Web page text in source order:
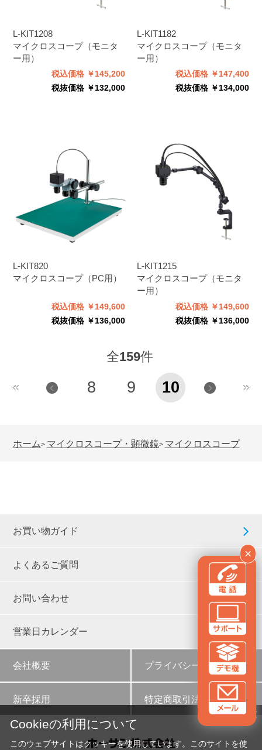
×
L-KIT1208
マイクロスコープ（モニタ
ー用）
税込価格 ￥145,200
税抜価格 ￥132,000
L-KIT1182
マイクロスコープ（モニタ
ー用）
税込価格 ￥147,400
税抜価格 ￥134,000
L-KIT820
マイクロスコープ（PC用）
税込価格 ￥149,600
税抜価格 ￥136,000
L-KIT1215
マイクロスコープ（モニタ
ー用）
税込価格 ￥149,600
税抜価格 ￥136,000
全159件
8 9 10
ホーム> マイクロスコープ・顕微鏡> マイクロスコープ
お買い物ガイド
よくあるご質問
お問い合わせ
営業日カレンダー
会社概要 プライバシーポリシー
新卒採用 特定商取引法に基づく表示
✕
Cookieの利用について
このウェブサイトはクッキーを使用しています。このサイトを使